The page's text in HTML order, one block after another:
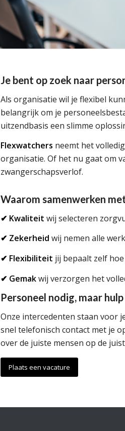
Je bent op zoek naar
Als organisatie wil je flexibel
belangrijk om je
uitzendbasis een slimme
Flexwatchers neemt het
organisatie. Of het nu gaat om
zwangerschapsverlof.
Waarom samenwerken
✔ Kwaliteit wij selecteren
✔ Zekerheid wij nemen alle
✔ Flexibiliteit jij bepaalt zelf
✔ Gemakwij verzorgen het
Personeel nodig, maar
Onze intercedenten staan voor
snel telefonisch contact met je
over de juiste mensen op de
Plaats een vacature